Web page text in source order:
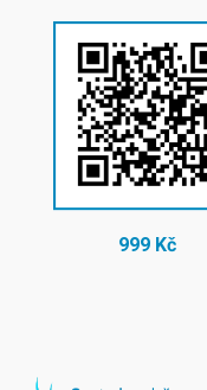
999 Kč